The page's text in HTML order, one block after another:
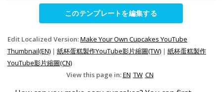
このテンプレートを編集する
Edit Localized Version:Make Your Own Cupcakes YouTube
Thumbnail(EN) | 紙杯蛋糕製作YouTube影片縮圖(TW) | 紙杯蛋糕製作
YouTube影片縮圖(CN)
View this page in:EN TW CN